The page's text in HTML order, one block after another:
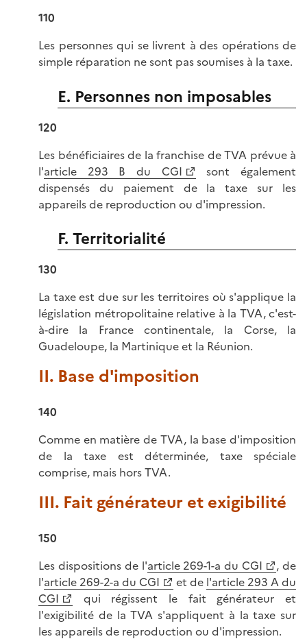
110
Les personnes qui se livrent à des opérations de
simple réparation ne sont pas soumises à la taxe.
E. Personnes non imposables
120
Les bénéficiaires de la franchise de TVA prévue à
l'article 293 B du CGI
sont également
dispensés du paiement de la taxe sur les
appareils de reproduction ou d'impression.
F. Territorialité
130
La taxe est due sur les territoires où s'applique la
législation métropolitaine relative à la TVA, c'est-
à-dire la France continentale, la Corse, la
Guadeloupe, la Martinique et la Réunion.
II. Base d'imposition
140
Comme en matière de TVA, la base d'imposition
de la taxe est déterminée, taxe spéciale
comprise, mais hors TVA.
III. Fait générateur et exigibilité
150
Les dispositions de l'article 269-1-a du CGI
, de
l'article 269-2-a du CGI et de l'article 293 A du
CGI
qui régissent le fait générateur et
l'exigibilité de la TVA s'appliquent à la taxe sur
les appareils de reproduction ou d'impression.